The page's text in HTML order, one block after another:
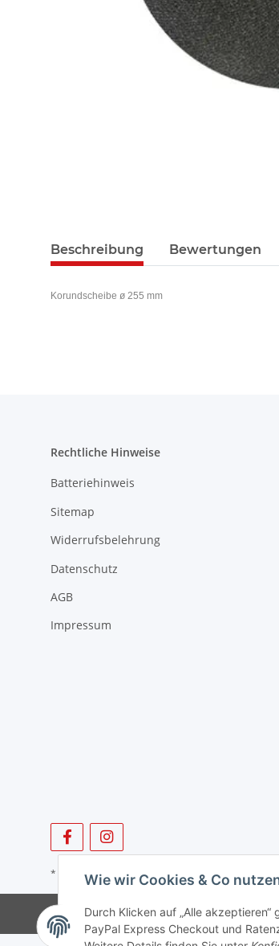
Beschreibung Bewertungen
Korundscheibe ø 255 mm
Rechtliche Hinweise
Batteriehinweis
Sitemap
Widerrufsbelehrung
Datenschutz
AGB
Impressum
* Alle Preise zzgl. gesetzlicher USt., zzgl. Versand
Wie wir Cookies & Co
Durch Klicken auf „Alle
PayPal Express Checkout und